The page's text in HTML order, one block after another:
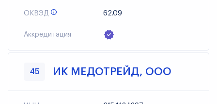
ОКВЭД 62.09
Аккредитация
45 ИК МЕДОТРЕЙД, ООО